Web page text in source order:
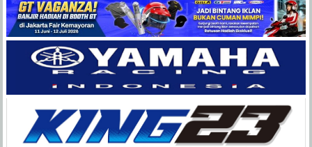
Balap
Paling
Lengkap